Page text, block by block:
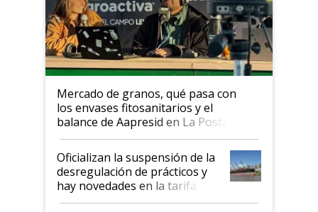
Mercado de granos, qué pasa con
los envases fitosanitarios y el
balance de Aapresid en La Posta
Oficializan la suspensión de la
desregulación de prácticos y
hay novedades en la tarifa de
la hidrovía